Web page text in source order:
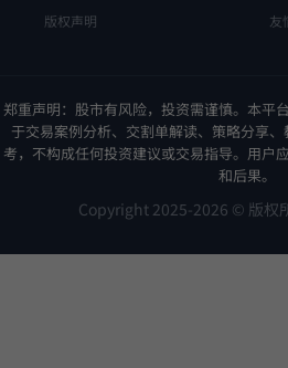
版权声明
友
郑重声明：股市有风险，投资需谨慎。本平
于交易案例分析、交割单解读、策略分享
考，不构成任何投资建议或交易指导。用户
和后果。
Copyright 2025-2026 © 版权